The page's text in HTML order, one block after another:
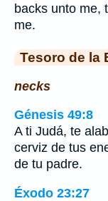
backs unto me,
me.
Tesoro de la
necks
Génesis 49:8
A ti Judá, te
cerviz de tus
de tu padre.
Éxodo 23:27